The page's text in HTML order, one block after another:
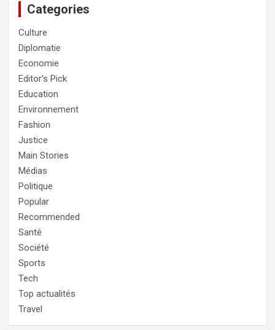
Categories
Culture
Diplomatie
Economie
Editor's Pick
Education
Environnement
Fashion
Justice
Main Stories
Médias
Politique
Popular
Recommended
Santé
Société
Sports
Tech
Top actualités
Travel